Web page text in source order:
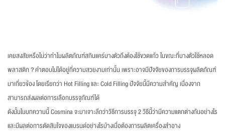
เคยสงสัยหรือไม่ว่าทำไมผลิตภัณฑ์สกินแคร์บางตัวถึงต้องใช้ขวดแก้ว ในขณะที่บางตัวใช้หลอด
พลาสติก ? คำตอบไม่ได้อยู่ที่ความสวยงามเท่านั้น เพราะอาจมีปัจจัยของการบรรจุผลิตภัณฑ์
มาเกี่ยวข้อง โดยเรียกว่า Hot Filling และ Cold Filling ปัจจัยนี้มีความสำคัญ เนื่องจาก
สามารถส่งผลต่อการเลือกบรรจุภัณฑ์ได้
ดังนั้นในบทความนี้ Cosmina จะมาเจาะลึกว่าวิธีการบรรจุ 2 วิธีนี้ว่ามีความแตกต่างกันอย่างไร
และมีผลต่อการตัดสินใจของแบรนด์อย่างไรบ้างเมื่อต้องการผลิตเครื่องสำอาง